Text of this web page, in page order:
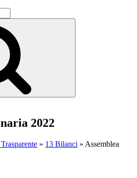
2022
» 13 Bilanci » Assemblea